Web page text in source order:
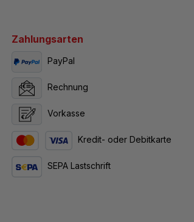
Zahlungsarten
PayPal
Rechnung
Vorkasse
Kredit- oder Debitkarte
SEPA Lastschrift